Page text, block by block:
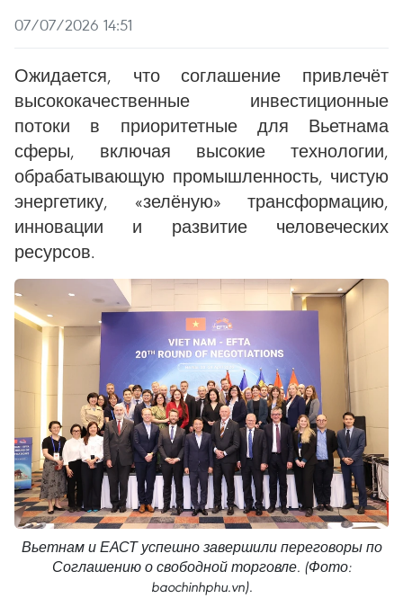
07/07/2026 14:51
Ожидается, что соглашение привлечёт
высококачественные инвестиционные
потоки в приоритетные для Вьетнама
сферы, включая высокие технологии,
обрабатывающую промышленность, чистую
энергетику, «зелёную» трансформацию,
инновации и развитие человеческих
ресурсов.
Вьетнам и ЕАСТ успешно завершили переговоры по
Соглашению о свободной торговле. (Фото:
baochinhphu.vn).